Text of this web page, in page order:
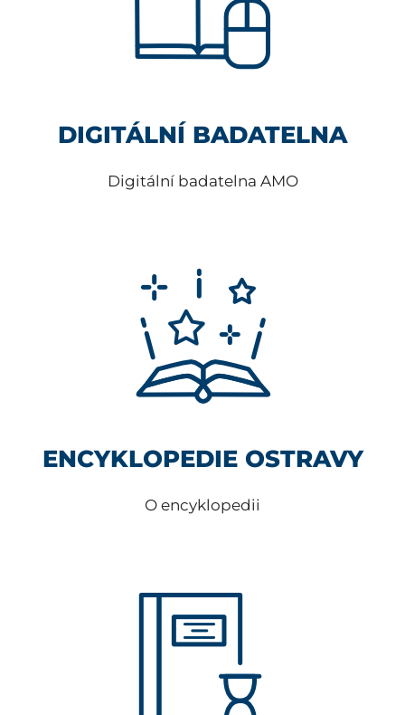
DIGITÁLNÍ BADATELNA
Digitální badatelna AMO
ENCYKLOPEDIE OSTRAVY
O encyklopedii